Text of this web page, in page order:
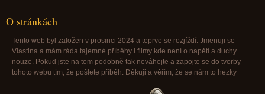
O stránkách
Tento web byl založen v prosinci 2024 a teprve se rozjíždí. Jmenuji se
Vlastina a mám ráda tajemné příběhy i filmy kde není o napětí a duchy
nouze. Pokud jste na tom podobně tak neváhejte a zapojte se do tvorby
tohoto webu tím, že pošlete příběh. Děkuji a věřím, že se nám to hezky